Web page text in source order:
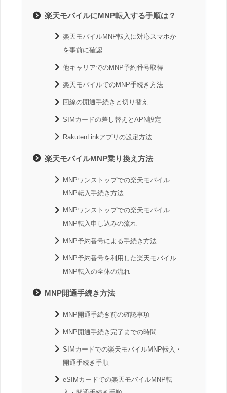
楽天モバイルにMNP転入する手順は？
楽天モバイルMNP転入に対応スマホか
を事前に確認
他キャリアでのMNP予約番号取得
楽天モバイルでのMNP手続き方法
回線の開通手続きと切り替え
SIMカードの差し替えとAPN設定
RakutenLinkアプリの設定方法
楽天モバイルMNP乗り換え方法
MNPワンストップでの楽天モバイル
MNP転入手続き方法
MNPワンストップでの楽天モバイル
MNP転入申し込みの流れ
MNP予約番号による手続き方法
MNP予約番号を利用した楽天モバイル
MNP転入の全体の流れ
MNP開通手続き方法
MNP開通手続き前の確認事項
MNP開通手続き完了までの時間
SIMカードでの楽天モバイルMNP転入・
開通手続き手順
eSIMカードでの楽天モバイルMNP転